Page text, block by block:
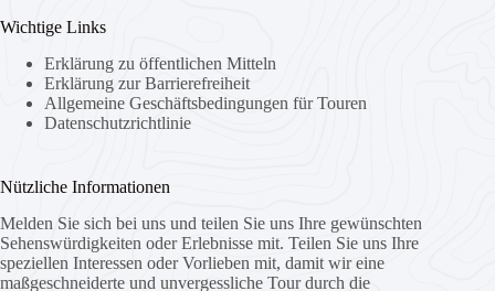
Wichtige Links
Erklärung zu öffentlichen Mitteln
Erklärung zur Barrierefreiheit
Allgemeine Geschäftsbedingungen für Touren
Datenschutzrichtlinie
Nützliche Informationen
Melden Sie sich bei uns und teilen Sie uns Ihre gewünschten
Sehenswürdigkeiten oder Erlebnisse mit. Teilen Sie uns Ihre
speziellen Interessen oder Vorlieben mit, damit wir eine
maßgeschneiderte und unvergessliche Tour durch die